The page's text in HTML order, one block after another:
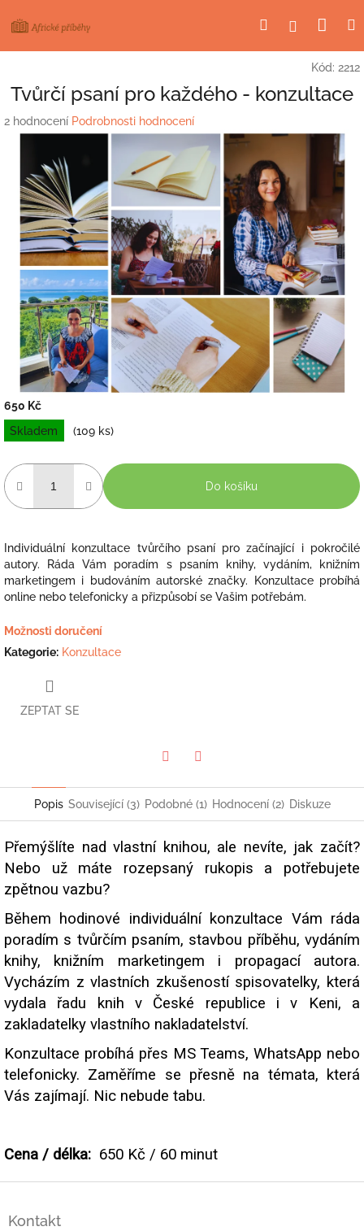
na
HledatPřihlášení
Kód: 2212
Tvůrčí psaní pro každého - konzultace
Průměrné
hodnocení
hvězdiček.
2 hodnocení Podrobnosti hodnocení
650 Kč
Měrná
cena:
Skladem (109 ks)
Do košíku
Individuální konzultace tvůrčího psaní pro začínající i pokročilé
autory. Ráda Vám poradím s psaním knihy, vydáním, knižním
marketingem i budováním autorské značky. Konzultace probíhá
online nebo telefonicky a přizpůsobí se Vašim potřebám.
Možnosti doručení
Kategorie: Konzultace
ZEPTAT SE
Popis Související (3) Podobné (1) Hodnocení (2) Diskuze
Přemýšlíte nad vlastní knihou, ale nevíte, jak začít?
Nebo už máte rozepsaný rukopis a potřebujete
zpětnou vazbu?
Během hodinové individuální konzultace Vám ráda
poradím s tvůrčím psaním, stavbou příběhu, vydáním
knihy, knižním marketingem i propagací autora.
Vycházím z vlastních zkušeností spisovatelky, která
vydala řadu knih v České republice i v Keni, a
zakladatelky vlastního nakladatelství.
Konzultace probíhá přes MS Teams, WhatsApp nebo
telefonicky. Zaměříme se přesně na témata, která
Vás zajímají. Nic nebude tabu.
Cena / délka: 650 Kč / 60 minut
Kontakt